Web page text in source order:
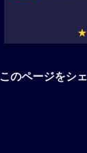
このページをシ